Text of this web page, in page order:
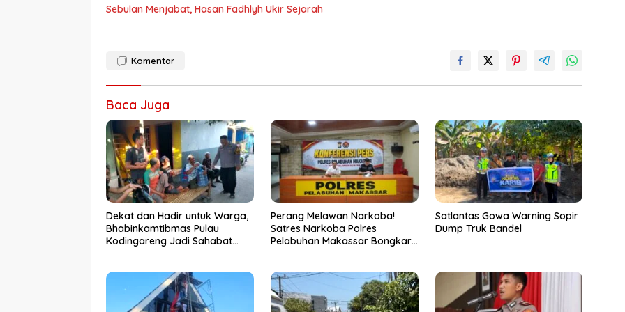
Sebulan Menjabat, Hasan Fadhlyh Ukir Sejarah
Komentar
Baca Juga
Dekat dan Hadir untuk Warga,
Bhabinkamtibmas Pulau
Kodingareng Jadi Sahabat
Perang Melawan Narkoba!
Satres Narkoba Polres
Pelabuhan Makassar Bongkar
Satlantas Gowa Warning Sopir
Dump Truk Bandel